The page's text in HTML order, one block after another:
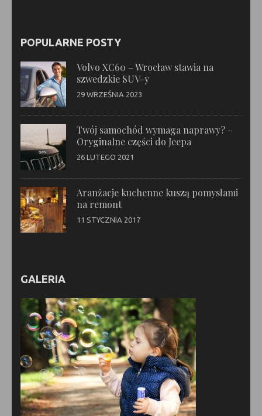
POPULARNE POSTY
Volvo XC60 – Wrocław stawia na
szwedzkie SUV-y
29 WRZEŚNIA 2023
Twój samochód wymaga naprawy? –
Oryginalne części do Jeepa
26 LUTEGO 2021
Aranżacje kuchenne kuszą pomysłami
na remont
11 STYCZNIA 2017
GALERIA